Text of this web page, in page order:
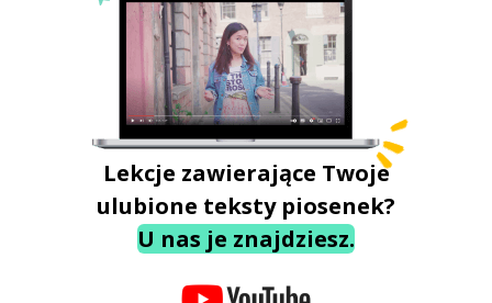
Lekcje zawierające Twoje
ulubione teksty piosenek?
U nas je znajdziesz.